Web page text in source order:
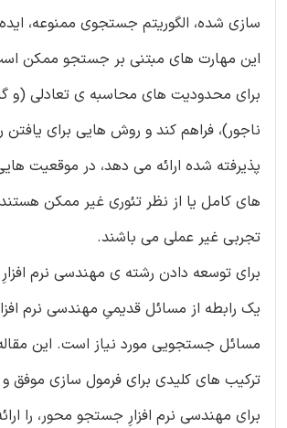
سازی شده، الگوریتم جستجوی ممنوعه،
این مهارت های مبتنی بر جستجو ممکن
برای محدودیت های محاسبه ی تعادلی (و
ناجور)، فراهم کند و روش هایی برای
پذیرفته شده ارائه می دهد، در موقعیت
های کامل یا از نظر تئوری غیر ممکن هستند
تجربی غیر عملی می باشند.
برای توسعه دادن رشته ی مهندسی نرم
یک رابطه از مسائل قدیمیِ مهندسی نرم
مسائل جستجویی مورد نیاز است. این
ترکیب های کلیدی برای فرمول سازی موفق و
برای مهندسی نرم افزارِ جستجو محور، را